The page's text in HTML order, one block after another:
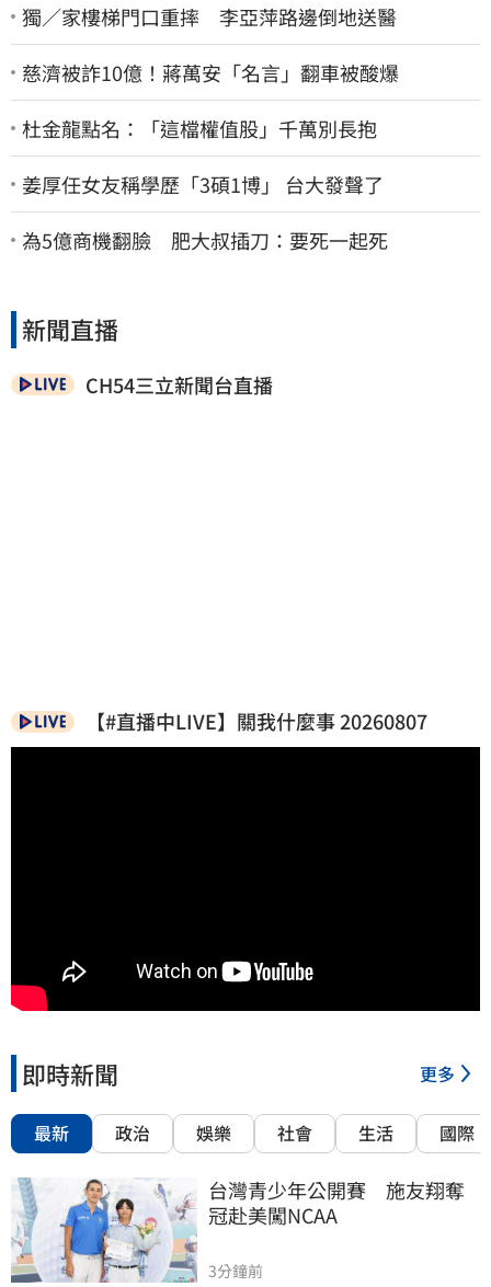
獨／家樓梯門口重摔 李亞萍路邊倒地送醫
慈濟被詐10億！蔣萬安「名言」翻車被酸爆
杜金龍點名：「這檔權值股」千萬別長抱
姜厚任女友稱學歷「3碩1博」 台大發聲了
為5億商機翻臉 肥大叔插刀：要死一起死
新聞直播
CH54三立新聞台直播
【#直播中LIVE】關我什麼事 20260807
即時新聞 更多
最新 政治 娛樂 社會 生活 國際
台灣青少年公開賽　施友翔奪
冠赴美闖NCAA
3分鐘前